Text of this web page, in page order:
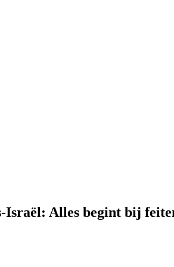
Israël: Alles begint bij